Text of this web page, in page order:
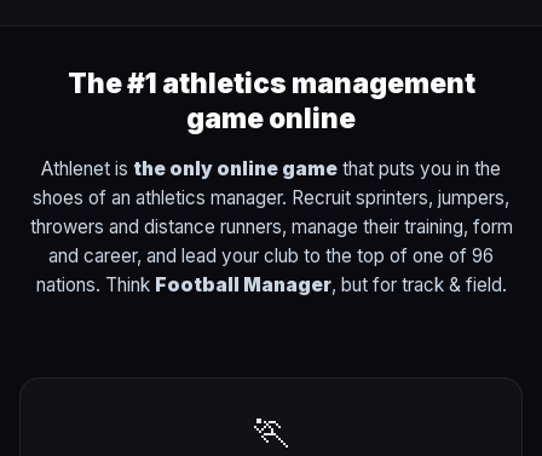
The #1 athletics management
game online
Athlenet is the only online game that puts you in the
shoes of an athletics manager. Recruit sprinters, jumpers,
throwers and distance runners, manage their training, form
and career, and lead your club to the top of one of 96
nations. Think Football Manager, but for track & field.
🏃